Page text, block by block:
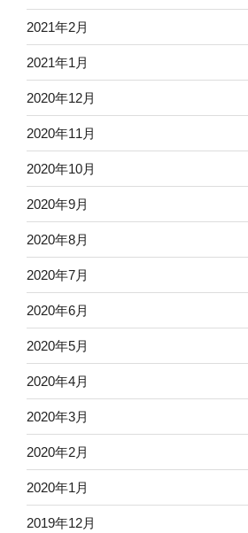
2021年2月
2021年1月
2020年12月
2020年11月
2020年10月
2020年9月
2020年8月
2020年7月
2020年6月
2020年5月
2020年4月
2020年3月
2020年2月
2020年1月
2019年12月